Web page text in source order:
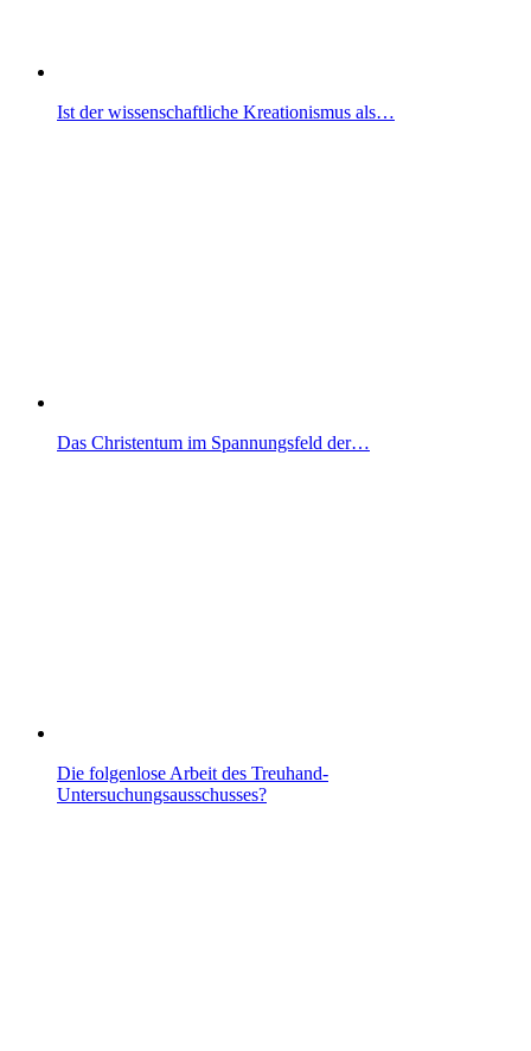
Ist der wissenschaftliche Kreationismus als…
Das Christentum im Spannungsfeld der…
Die folgenlose Arbeit des Treuhand-
Untersuchungsausschusses?